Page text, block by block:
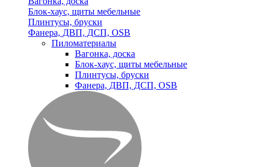
Блок-хаус, щиты мебельные
Плинтусы, бруски
Фанера, ДВП, ДСП, OSB
Пиломатериалы
Вагонка, доска
Блок-хаус, щиты мебельные
Плинтусы, бруски
Фанера, ДВП, ДСП, OSB